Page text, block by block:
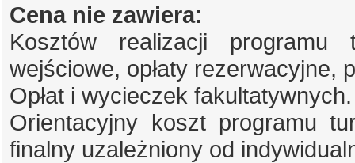
Cena nie zawiera:
Kosztów realizacji programu
wejściowe, opłaty rezerwacyjne,
Opłat i wycieczek fakultatywnych.
Orientacyjny koszt programu
finalny uzależniony od